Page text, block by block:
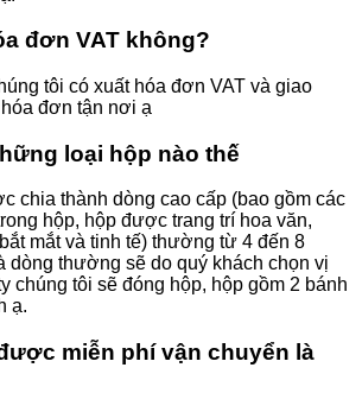
đơn VAT không?
tôi có xuất hóa đơn VAT và giao
đơn tận nơi ạ
loại hộp nào thế
chia thành dòng cao cấp (bao gồm các
hộp, hộp được trang trí hoa văn,
mắt và tinh tế) thường từ 4 đến 8
dòng thường sẽ do quý khách chọn vị
chúng tôi sẽ đóng hộp, hộp gồm 2 bánh
ạ.
miễn phí vận chuyển là